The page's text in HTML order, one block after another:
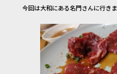
今回は大和にある名門さんに行き